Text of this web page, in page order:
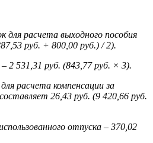
для расчета выходного пособия
руб. + 800,00 руб.) / 2).
2 531,31 руб. (843,77 руб. × 3).
расчета компенсации за
26,43 руб. (9 420,66 руб.
отпуска – 370,02